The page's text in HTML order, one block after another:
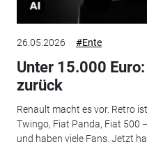
26.05.2026 #Ente
Unter 15.000
zurück
Renault macht es vor. Retro
Twingo, Fiat Panda, Fiat 500
und haben viele Fans. Jetzt